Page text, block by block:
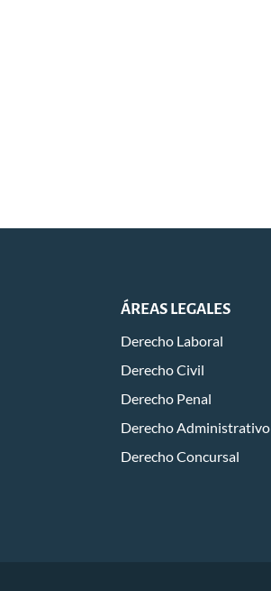
ÁREAS LEGALES
Derecho Laboral
Derecho Civil
Derecho Penal
Derecho Administrativo
Derecho Concursal